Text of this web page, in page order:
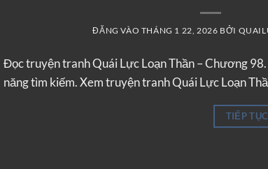
ĐĂNG VÀO THÁNG 1 22, 2026 BỞI
Đọc truyện tranh Quái Lực Loạn Thần – Chương
năng tìm kiếm. Xem truyện tranh Quái Lực Loạn
TIẾP